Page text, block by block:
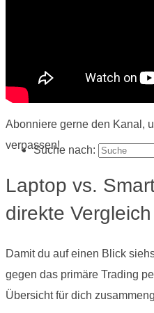
iPhone Fotokurs
Suche nach:
Abonniere gerne den Kanal,
verpassen!
Laptop vs.
direkte Vergleich
Damit du auf einen Blick
gegen das primäre Trading
Übersicht für dich